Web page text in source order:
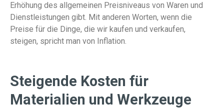
Erhöhung des allgemeinen Preisniveaus von Waren und
Dienstleistungen gibt. Mit anderen Worten, wenn die
Preise für die Dinge, die wir kaufen und verkaufen,
steigen, spricht man von Inflation.
Steigende Kosten für
Materialien und Werkzeuge